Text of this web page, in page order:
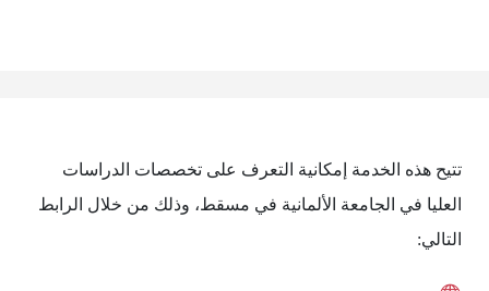
تتيح هذه الخدمة إمكانية التعرف على تخصصات الدراسات
العليا في الجامعة الألمانية في مسقط، وذلك من خلال الرابط
التالي: